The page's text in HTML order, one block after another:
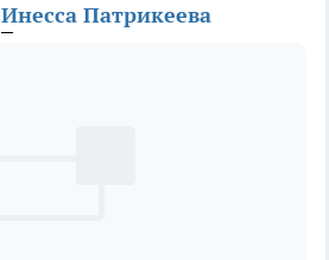
Инесса Патрикеева